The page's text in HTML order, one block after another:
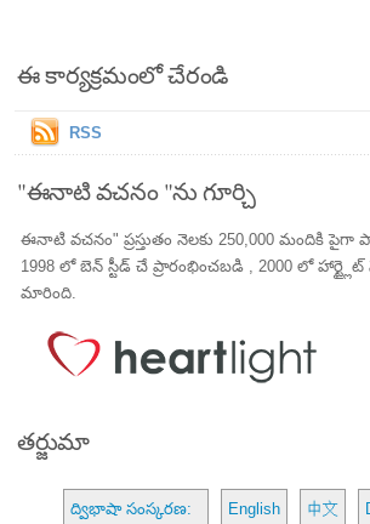
ఈ కార్యక్రమంలో చేరండి
RSS
"ఈనాటి వచనం "ను గూర్చి
ఈనాటి వచనం" ప్రస్తుతం నెలకు 250,000 మందికి పైగా
1998 లో బెన్ స్టీడ్ చే ప్రారంభించబడి , 2000 లో
మారింది.
తర్జుమా
ద్విభాషా సంస్కరణ: English 中文